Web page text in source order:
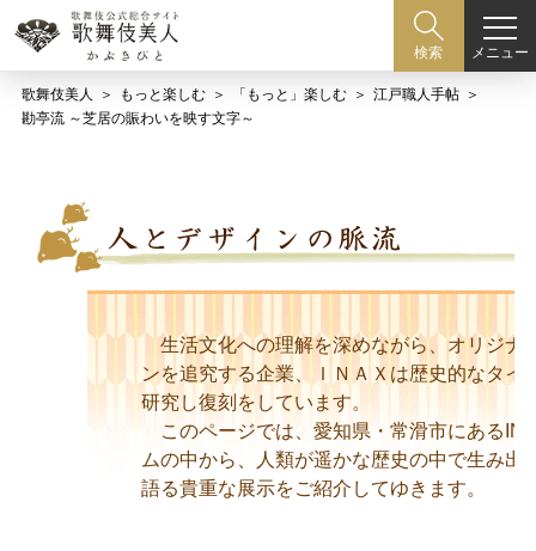
検索 メニュー
歌舞伎美人 もっと楽しむ 「もっと」楽しむ
江戸職人手帖
勘亭流 ～芝居の賑わいを映す文字～
生活文化への理解を深めながら、オリジナ
ンを追究する企業、ＩＮＡＸは歴史的なタイ
研究し復刻をしています。
このページでは、愛知県・常滑市にある
ムの中から、人類が遥かな歴史の中で生み出
語る貴重な展示をご紹介してゆきます。